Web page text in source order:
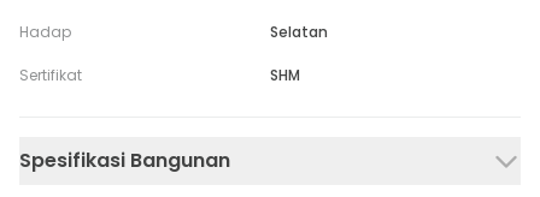
Hadap Selatan
Sertifikat SHM
Spesifikasi Bangunan